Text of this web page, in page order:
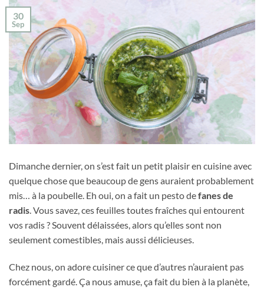
30
Sep
Dimanche dernier, on s’est fait un petit plaisir en cuisine avec
quelque chose que beaucoup de gens auraient probablement
mis… à la poubelle. Eh oui, on a fait un pesto defanes de
radis. Vous savez, ces feuilles toutes fraîches qui entourent
vos radis ? Souvent délaissées, alors qu’elles sont non
seulement comestibles, mais aussi délicieuses.
Chez nous, on adore cuisiner ce que d’autres n’auraient pas
forcément gardé. Ça nous amuse, ça fait du bien à la planète,